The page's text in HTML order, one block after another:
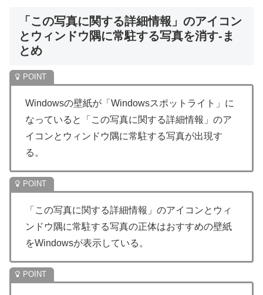
「この写真に関する詳細情報」のアイコン
とウィンドウ隅に常駐する写真を消す-ま
とめ
Windowsの壁紙が「Windowsスポットライト」に
なっていると「この写真に関する詳細情報」のア
イコンとウィンドウ隅に常駐する写真が出現す
る。
「この写真に関する詳細情報」のアイコンとウィ
ンドウ隅に常駐する写真の正体はおすすめの壁紙
をWindowsが表示している。